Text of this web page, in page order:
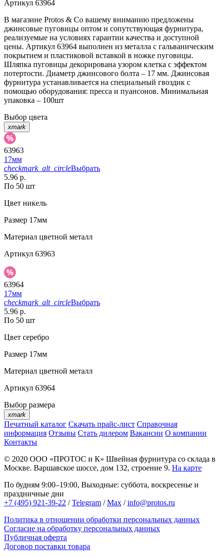
Артикул 63964
В магазине Protos & Co вашему вниманию предложены
джинсовые пуговицы оптом и сопутствующая фурнитура,
реализуемые на условиях гарантии качества и доступной
цены. Артикул 63964 выполнен из металла с гальваническим
покрытием и пластиковой вставкой в ножке пуговицы.
Шляпка пуговицы декорирована узором клетка с эффектом
потертости. Диаметр джинсового болта – 17 мм. Джинсовая
фурнитура устанавливается на специальный гвоздик с
помощью оборудования: пресса и пуансонов. Минимальная
упаковка – 100шт
Выбор цвета
xmark
63963
17мм
checkmark_alt_circleВыбрать
5.96 р.
По 50 шт
Цвет никель
Размер 17мм
Материал цветной металл
Артикул 63963
63964
17мм
checkmark_alt_circleВыбрать
5.96 р.
По 50 шт
Цвет серебро
Размер 17мм
Материал цветной металл
Артикул 63964
Выбор размера
xmark
Печатный каталог Скачать прайс-лист Справочная
информация Отзывы Стать дилером Вакансии О компании
Контакты
© 2020 ООО «ПРОТОС и К» Швейная фурнитура со склада в
Москве. Варшавское шоссе, дом 132, строение 9. На карте
По будням 9:00–19:00, Выходные: суббота, воскресенье и
праздничные дни
+7 (495) 921-39-22 /Telegram /Max /info@protos.ru
Политика в отношении обработки персональных данных
Согласие на обработку персональных данных
Публичная оферта
Договор поставки товара